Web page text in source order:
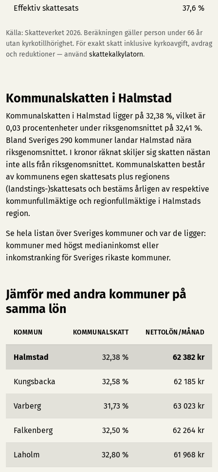
Effektiv skattesats 37,6 %
Källa: Skatteverket 2026. Beräkningen gäller person under 66 år
utan kyrkotillhörighet. För exakt skatt inklusive kyrkoavgift, avdrag
och reduktioner — använd skattekalkylatorn.
Kommunalskatten i Halmstad
Kommunalskatten i Halmstad ligger på 32,38 %, vilket är
0,03 procentenheter under riksgenomsnittet på 32,41 %.
Bland Sveriges 290 kommuner landar Halmstad nära
riksgenomsnittet. I kronor räknat skiljer sig skatten nästan
inte alls från riksgenomsnittet. Kommunalskatten består
av kommunens egen skattesats plus regionens
(landstings-)skattesats och bestäms årligen av respektive
kommunfullmäktige och regionfullmäktige i Halmstads
region.
Se hela listan över Sveriges kommuner och var de ligger:
kommuner med högst medianinkomst eller
inkomstranking för Sveriges rikaste kommuner.
Jämför med andra kommuner på
samma lön
KOMMUN KOMMUNALSKATT NETTOLÖN/MÅNAD
Halmstad 32,38 % 62 382 kr
Kungsbacka 32,58 % 62 185 kr
Varberg 31,73 % 63 023 kr
Falkenberg 32,50 % 62 264 kr
Laholm 32,80 % 61 968 kr